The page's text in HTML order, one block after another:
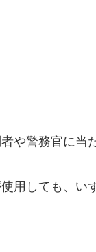
や警務官に当
しても、い